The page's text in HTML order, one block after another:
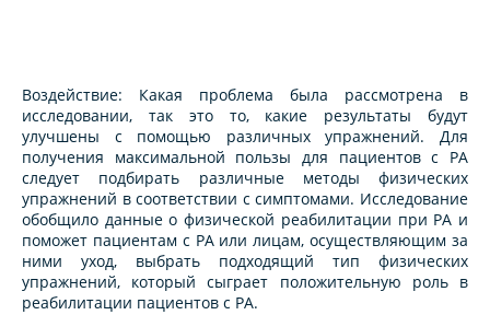
Воздействие: Какая проблема была рассмотрена в
исследовании, так это то, какие результаты будут
улучшены с помощью различных упражнений. Для
получения максимальной пользы для пациентов с РА
следует подбирать различные методы физических
упражнений в соответствии с симптомами. Исследование
обобщило данные о физической реабилитации при РА и
поможет пациентам с РА или лицам, осуществляющим за
ними уход, выбрать подходящий тип физических
упражнений, который сыграет положительную роль в
реабилитации пациентов с РА.